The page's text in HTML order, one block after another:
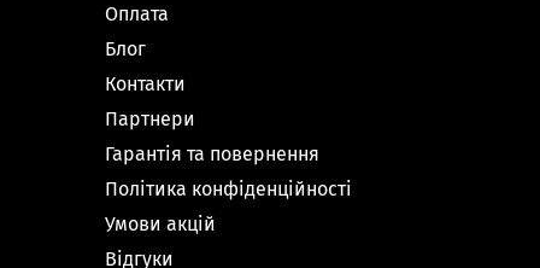
Оплата
Блог
Контакти
Партнери
Гарантія та повернення
Політика конфіденційності
Умови акцій
Відгуки